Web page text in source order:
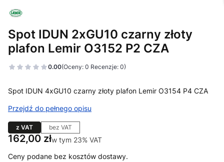
Spot IDUN 2xGU10 czarny złoty
plafon Lemir O3152 P2 CZA
0.00(Oceny: 0 Recenzje: 0)
Spot IDUN 4xGU10 czarny złoty plafon Lemir O3154 P4 CZA
Przejdź do pełnego opisu
z VAT bez VAT
Cena
162,00 złw tym 23% VAT
w tym 23% VAT
Ceny podane bez kosztów dostawy.